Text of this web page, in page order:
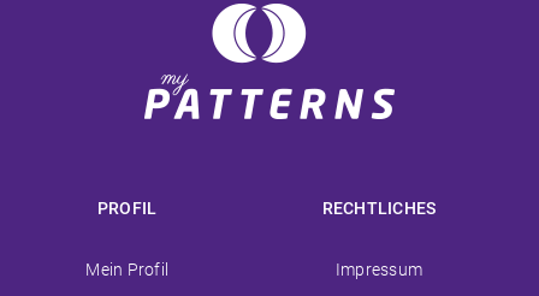
PROFIL
Navigation
Mein Profil
RECHTLICHES
Navigation
Impressum